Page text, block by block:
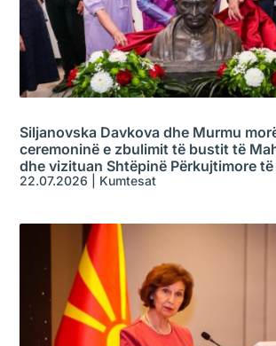
Siljanovska Davkova dhe Murmu
ceremoninë e zbulimit të bustit të
dhe vizituan Shtëpinë Përkujtimore të
22.07.2026 Kumtesat